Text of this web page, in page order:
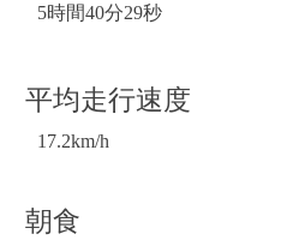
5時間40分29秒
平均走行速度
17.2km/h
朝食